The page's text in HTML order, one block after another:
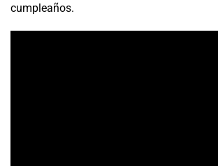
cumpleaños.